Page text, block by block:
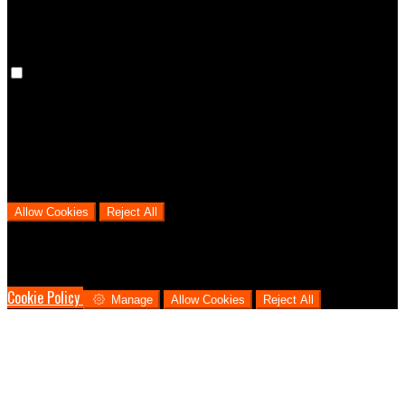
Allow Cookies Reject All
Cookie Policy
Manage Allow Cookies Reject All